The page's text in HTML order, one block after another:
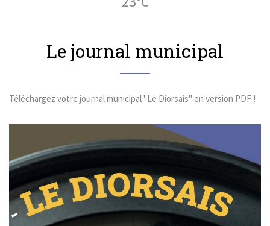
Le journal municipal
Téléchargez votre journal municipal "Le Diorsais" en version PDF !